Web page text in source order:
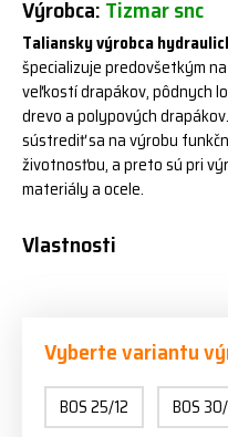
Výrobca:Tizmar snc
Taliansky výrobca
špecializuje predovšetkým
veľkostí drapákov, pôdnych
drevo a polypových
sústrediť sa na výrobu
životnosťou, a preto sú pri
materiály a ocele.
Vlastnosti
Vyberte variantu
BOS 25/12 BOS